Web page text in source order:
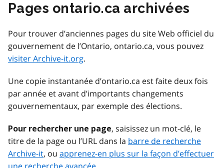
Pages ontario.ca archivées
Pour trouver d’anciennes pages du site Web officiel du
gouvernement de l’Ontario, ontario.ca, vous pouvez
visiter Archive-it.org.
Une copie instantanée d’ontario.ca est faite deux fois
par année et avant d’importants changements
gouvernementaux, par exemple des élections.
Pour rechercher une page, saisissez un mot-clé, le
titre de la page ou l’URL dans la barre de recherche
Archive-it, ou apprenez-en plus sur la façon d’effectuer